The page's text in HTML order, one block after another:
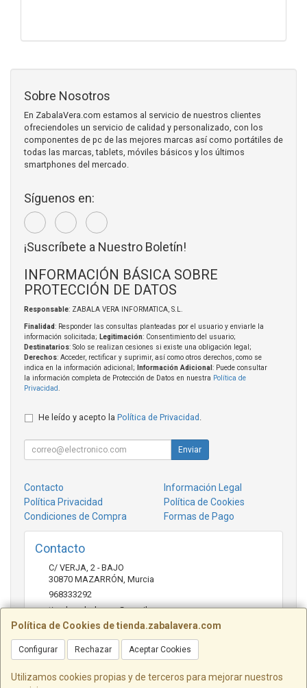
Política de Cookies de tienda.zabalavera.com
Configurar Rechazar Aceptar Cookies
Utilizamos cookies propias y de terceros para mejorar nuestros
Sobre Nosotros
En ZabalaVera.com estamos al servicio de nuestros clientes
ofreciendoles un servicio de calidad y personalizado, con los
componentes de pc de las mejores marcas así como portátiles de
todas las marcas, tablets, móviles básicos y los últimos
smartphones del mercado.
Síguenos en:
¡Suscríbete a Nuestro Boletín!
INFORMACIÓN BÁSICA SOBRE
PROTECCIÓN DE DATOS
Responsable: ZABALA VERA INFORMATICA, S.L.
Finalidad: Responder las consultas planteadas por el usuario y enviarle la
información solicitada; Legitimación: Consentimiento del usuario;
Destinatarios: Solo se realizan cesiones si existe una obligación legal;
Derechos: Acceder, rectificar y suprimir, así como otros derechos, como se
indica en la información adicional;
Información Adicional : Puede consultar
la información completa de Protección de Datos en nuestra Política de
Privacidad
He leído y acepto la Política de Privacidad
Enviar
Contacto
Información Legal
Política Privacidad
Política de Cookies
Condiciones de Compra
Formas de Pago
Contacto
C/ VERJA, 2 - BAJO
30870 MAZARRÓN Murcia
968333292
tienda.zabalavera@gmail.com
Horario
9:30-14:00 y 17:30-20:00